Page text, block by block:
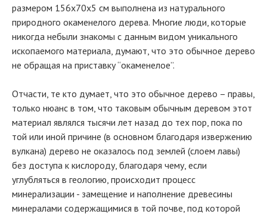
размером 156х70х5 см выполнена из натурального
природного окаменелого дерева. Многие люди, которые
никогда небыли знакомы с данным видом уникального
ископаемого материала, думают, что это обычное дерево
не обращая на приставку “окаменелое”.
Отчасти, те кто думает, что это обычное дерево – правы,
только нюанс в том, что таковым обычным деревом этот
материал являлся тысячи лет назад до тех пор, пока по
той или иной причине (в основном благодаря извержению
вулкана) дерево не оказалось под землей (слоем лавы)
без доступа к кислороду, благодаря чему, если
углубляться в геологию, происходит процесс
минерализации - замещение и наполнение древесины
минералами содержащимися в той почве, под которой